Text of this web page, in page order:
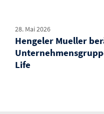
28. Mai 2026
Hengeler Mueller
Life